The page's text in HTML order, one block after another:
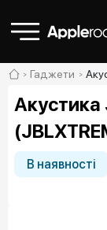
Гаджети
Акустика
В наявності